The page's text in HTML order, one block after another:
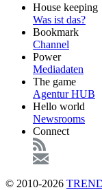
FooterHouse keeping
Was ist das?
Bookmark
Channel
Power
Mediadaten
The game
Agentur HUB
Hello world
Newsrooms
Connect
© 2010-2026